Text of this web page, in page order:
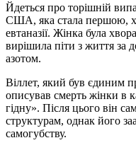
Йдеться про торішній
США, яка стала першою,
евтаназії. Жінка була
вирішила піти з життя за
азотом.
Віллет, який був єдиним
описував смерть жінки в
гідну». Після цього він
структурам, однак його
самогубству.